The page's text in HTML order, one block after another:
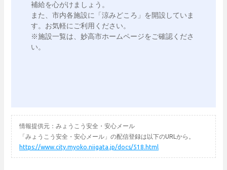
補給を心がけましょう。
また、市内各施設に「涼みどころ」を開設していま
す。お気軽にご利用ください。
※施設一覧は、妙高市ホームページをご確認くださ
情報提供元：みょうこう安全・安心メール
「みょうこう安全・安心メール」の配信登録は以下のURLから。
https://www.city.myoko.niigata.jp/docs/518.html